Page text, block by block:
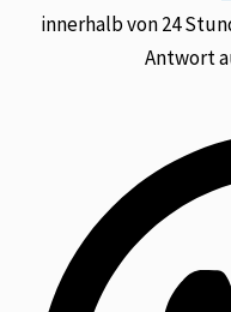
innerhalb von 24
Antwort